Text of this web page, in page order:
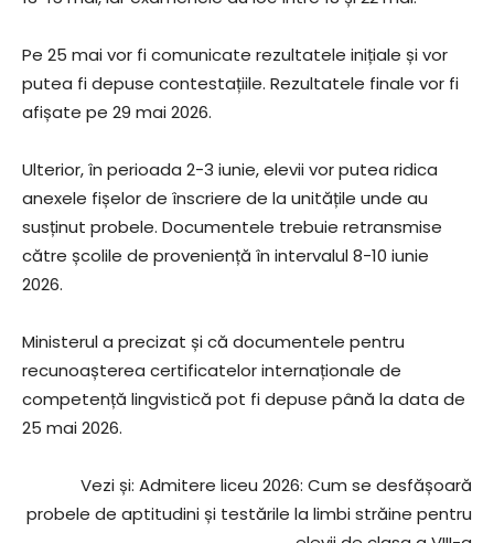
Pe 25 mai vor fi comunicate rezultatele inițiale și vor
putea fi depuse contestațiile. Rezultatele finale vor fi
afișate pe 29 mai 2026.
Ulterior, în perioada 2-3 iunie, elevii vor putea ridica
anexele fișelor de înscriere de la unitățile unde au
susținut probele. Documentele trebuie retransmise
către școlile de proveniență în intervalul 8-10 iunie
2026.
Ministerul a precizat și că documentele pentru
recunoașterea certificatelor internaționale de
competență lingvistică pot fi depuse până la data de
25 mai 2026.
Vezi și: Admitere liceu 2026: Cum se desfășoară
probele de aptitudini și testările la limbi străine pentru